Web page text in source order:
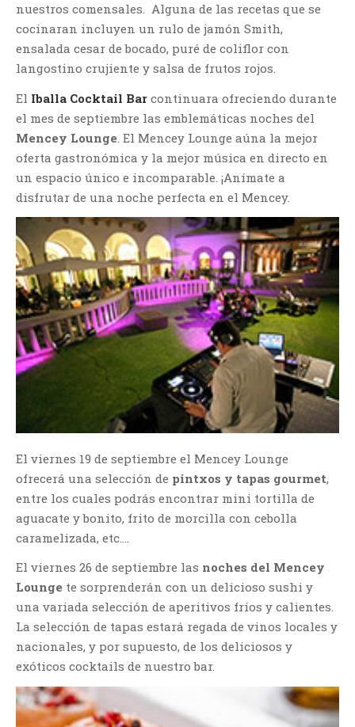
nuestros comensales. Alguna de las recetas que se
cocinaran incluyen un rulo de jamón Smith,
ensalada cesar de bocado, puré de coliflor con
langostino crujiente y salsa de frutos rojos.
El Iballa Cocktail Bar continuara ofreciendo durante
el mes de septiembre las emblemáticas noches del
Mencey Lounge . El Mencey Lounge aúna la mejor
oferta gastronómica y la mejor música en directo en
un espacio único e incomparable. ¡Anímate a
disfrutar de una noche perfecta en el Mencey.
El viernes 19 de septiembre el Mencey Lounge
ofrecerá una selección de pintxos y tapas gourmet,
entre los cuales podrás encontrar mini tortilla de
aguacate y bonito, frito de morcilla con cebolla
caramelizada, etc.…
El viernes 26 de septiembre las noches del Mencey
Lounge te sorprenderán con un delicioso sushi y
una variada selección de aperitivos fríos y calientes.
La selección de tapas estará regada de vinos locales y
nacionales, y por supuesto, de los deliciosos y
exóticos cocktails de nuestro bar.